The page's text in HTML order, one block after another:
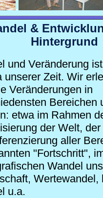
.
&
Hintergrund
und Veränderung
unserer Zeit. Wir
Veränderungen in
Bereichen
etwa im Rahmen
der Welt, der
aller
"Fortschritt",
Wandel
Wertewandel,
u.a.